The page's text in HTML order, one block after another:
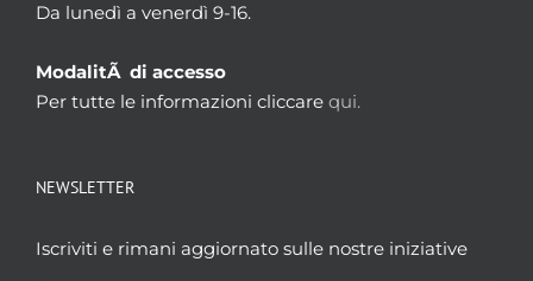
Da lunedì a venerdì 9-16.
ModalitÃ di accesso
Per tutte le informazioni cliccare qui.
NEWSLETTER
Iscriviti e rimani aggiornato sulle nostre iniziative